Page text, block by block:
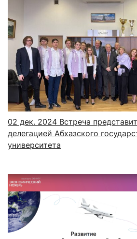
02 дек. 2024 Встреча
делегацией Абхазского
университета